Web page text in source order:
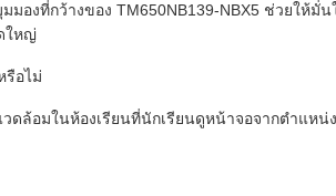
องที่กว้างของ TM650NB139-NBX5 ช่วยให้
ใหญ่
รือไม่
ดล้อมในห้องเรียนที่นักเรียนดูหน้าจอจากตำแห